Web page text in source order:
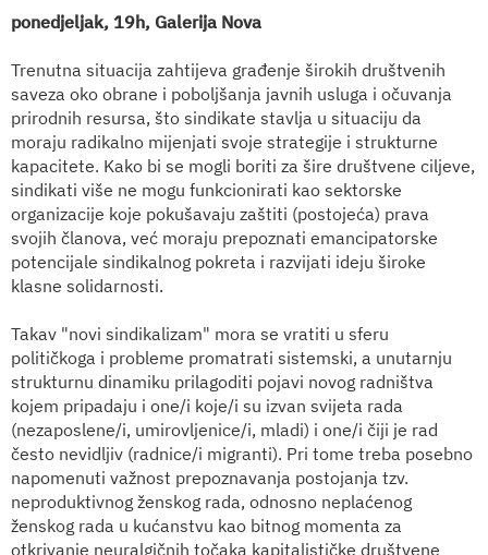
ponedjeljak, 19h, Galerija Nova
Trenutna situacija zahtijeva građenje širokih društvenih
saveza oko obrane i poboljšanja javnih usluga i očuvanja
prirodnih resursa, što sindikate stavlja u situaciju da
moraju radikalno mijenjati svoje strategije i strukturne
kapacitete. Kako bi se mogli boriti za šire društvene ciljeve,
sindikati više ne mogu funkcionirati kao sektorske
organizacije koje pokušavaju zaštiti (postojeća) prava
svojih članova, već moraju prepoznati emancipatorske
potencijale sindikalnog pokreta i razvijati ideju široke
klasne solidarnosti.
Takav "novi sindikalizam" mora se vratiti u sferu
političkoga i probleme promatrati sistemski, a unutarnju
strukturnu dinamiku prilagoditi pojavi novog radništva
kojem pripadaju i one/i koje/i su izvan svijeta rada
(nezaposlene/i, umirovljenice/i, mladi) i one/i čiji je rad
često nevidljiv (radnice/i migranti). Pri tome treba posebno
napomenuti važnost prepoznavanja postojanja tzv.
neproduktivnog ženskog rada, odnosno neplaćenog
ženskog rada u kućanstvu kao bitnog momenta za
otkrivanje neuralgičnih točaka kapitalističke društvene